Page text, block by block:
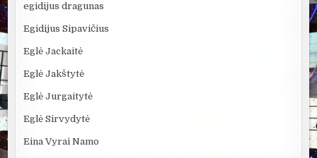
egidijus dragunas
Egidijus Sipavičius
Eglė Jackaitė
Eglė Jakštytė
Eglė Jurgaitytė
Eglė Sirvydytė
Eina Vyrai Namo